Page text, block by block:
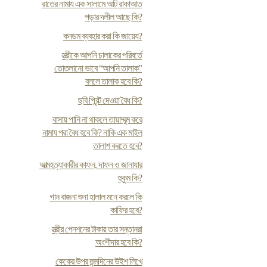
রাতের নামায এক সালামে আট রাকাআত
পড়ার দলীল আছে কি?
কনডম ব্যবহার করা কি জায়েয?
স্ত্রীকে আপনি চালাকের পরিবর্তে
তোতলানো ভাবে “আপনি তালাক”
বললে তালাক হবে কি?
ছবি প্রিন্ট দেওয়া বৈধ কি?
বাসায় পানি না থাকলে তায়াম্মুম করে
নামায পরা বৈধ হবে কি? নাকি এক মাইল
তালাশ করতে হবে?
আত্মহত্যাকারীর কাফন, দাফন ও জানাযার
হুকুম কি?
গান বাজনা শুনা হালাল মনে করলে কি
কাফির হবে?
স্ত্রীর পেনশনের টাকায় তার সন্তানরা
অংশীদার হবে কি?
কেকের উপর জন্মদিনের উইশ লিখে